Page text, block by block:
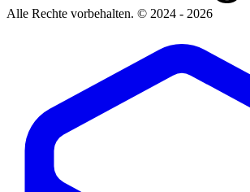
Alle Rechte vorbehalten. © 2024 - 2026